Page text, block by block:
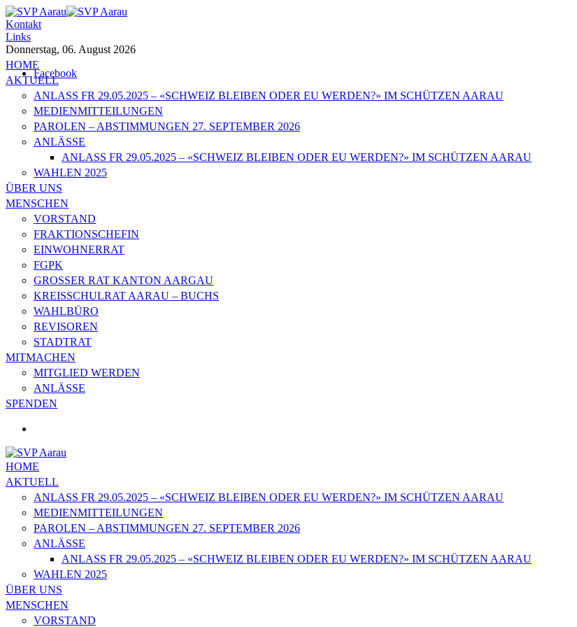
Kontakt
Links
Donnerstag, 06. August 2026
Facebook
HOME
AKTUELL
ANLASS FR 29.05.2025 – «SCHWEIZ BLEIBEN ODER EU WERDEN?» IM SCHÜTZEN AARAU
MEDIENMITTEILUNGEN
PAROLEN – ABSTIMMUNGEN 27. SEPTEMBER 2026
ANLÄSSE
ANLASS FR 29.05.2025 – «SCHWEIZ BLEIBEN ODER EU WERDEN?» IM SCHÜTZEN AARAU
WAHLEN 2025
ÜBER UNS
MENSCHEN
VORSTAND
FRAKTIONSCHEFIN
EINWOHNERRAT
FGPK
GROSSER RAT KANTON AARGAU
KREISSCHULRAT AARAU – BUCHS
WAHLBÜRO
REVISOREN
STADTRAT
MITMACHEN
MITGLIED WERDEN
ANLÄSSE
SPENDEN
HOME
AKTUELL
ANLASS FR 29.05.2025 – «SCHWEIZ BLEIBEN ODER EU WERDEN?» IM SCHÜTZEN AARAU
MEDIENMITTEILUNGEN
PAROLEN – ABSTIMMUNGEN 27. SEPTEMBER 2026
ANLÄSSE
ANLASS FR 29.05.2025 – «SCHWEIZ BLEIBEN ODER EU WERDEN?» IM SCHÜTZEN AARAU
WAHLEN 2025
ÜBER UNS
MENSCHEN
VORSTAND